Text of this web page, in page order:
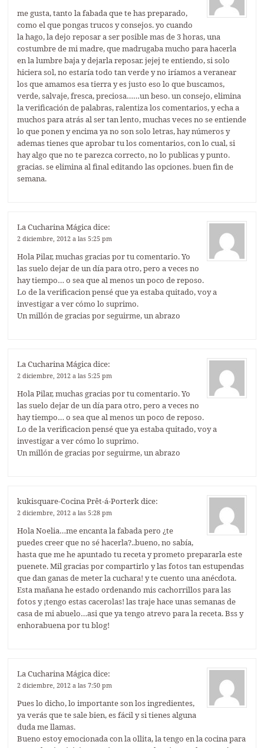
me gusta, tanto la fabada que te has preparado,
como el que pongas trucos y consejos. yo cuando
la hago, la dejo reposar a ser posible mas de 3 horas, una
costumbre de mi madre, que madrugaba mucho para hacerla
en la lumbre baja y dejarla reposar. jejej te entiendo, si solo
hiciera sol, no estaría todo tan verde y no iríamos a veranear
los que amamos esa tierra y es justo eso lo que buscamos,
verde, salvaje, fresca, preciosa……un beso. un consejo, elimina
la verificación de palabras, ralentiza los comentarios, y echa a
muchos para atrás al ser tan lento, muchas veces no se entiende
lo que ponen y encima ya no son solo letras, hay números y
ademas tienes que aprobar tu los comentarios, con lo cual, si
hay algo que no te parezca correcto, no lo publicas y punto.
gracias. se elimina al final editando las opciones. buen fin de
semana.
La Cucharina Mágicadice:
2 diciembre, 2012 a las 5:25 pm
Hola Pilar, muchas gracias por tu comentario. Yo
las suelo dejar de un día para otro, pero a veces no
hay tiempo… o sea que al menos un poco de reposo.
Lo de la verificacion pensé que ya estaba quitado, voy a
investigar a ver cómo lo suprimo.
Un millón de gracias por seguirme, un abrazo
La Cucharina Mágicadice:
2 diciembre, 2012 a las 5:25 pm
Hola Pilar, muchas gracias por tu comentario. Yo
las suelo dejar de un día para otro, pero a veces no
hay tiempo… o sea que al menos un poco de reposo.
Lo de la verificacion pensé que ya estaba quitado, voy a
investigar a ver cómo lo suprimo.
Un millón de gracias por seguirme, un abrazo
kukisquare-Cocina Prêt-á-Porterkdice:
2 diciembre, 2012 a las 5:28 pm
Hola Noelia…me encanta la fabada pero ¿te
puedes creer que no sé hacerla?..bueno, no sabía,
hasta que me he apuntado tu receta y prometo prepararla este
puenete. Mil gracias por compartirlo y las fotos tan estupendas
que dan ganas de meter la cuchara! y te cuento una anécdota.
Esta mañana he estado ordenando mis cachorrillos para las
fotos y ¡tengo estas cacerolas! las traje hace unas semanas de
casa de mi abuelo…asi que ya tengo atrevo para la receta. Bss y
enhorabuena por tu blog!
La Cucharina Mágicadice:
2 diciembre, 2012 a las 7:50 pm
Pues lo dicho, lo importante son los ingredientes,
ya verás que te sale bien, es fácil y si tienes alguna
duda me llamas.
Bueno estoy emocionada con la ollita, la tengo en la cocina para